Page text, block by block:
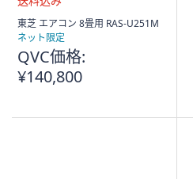
送
料
み
東芝 エアコン 8畳用 RAS-U251M
ネット限定
QVC価格:
¥140,800